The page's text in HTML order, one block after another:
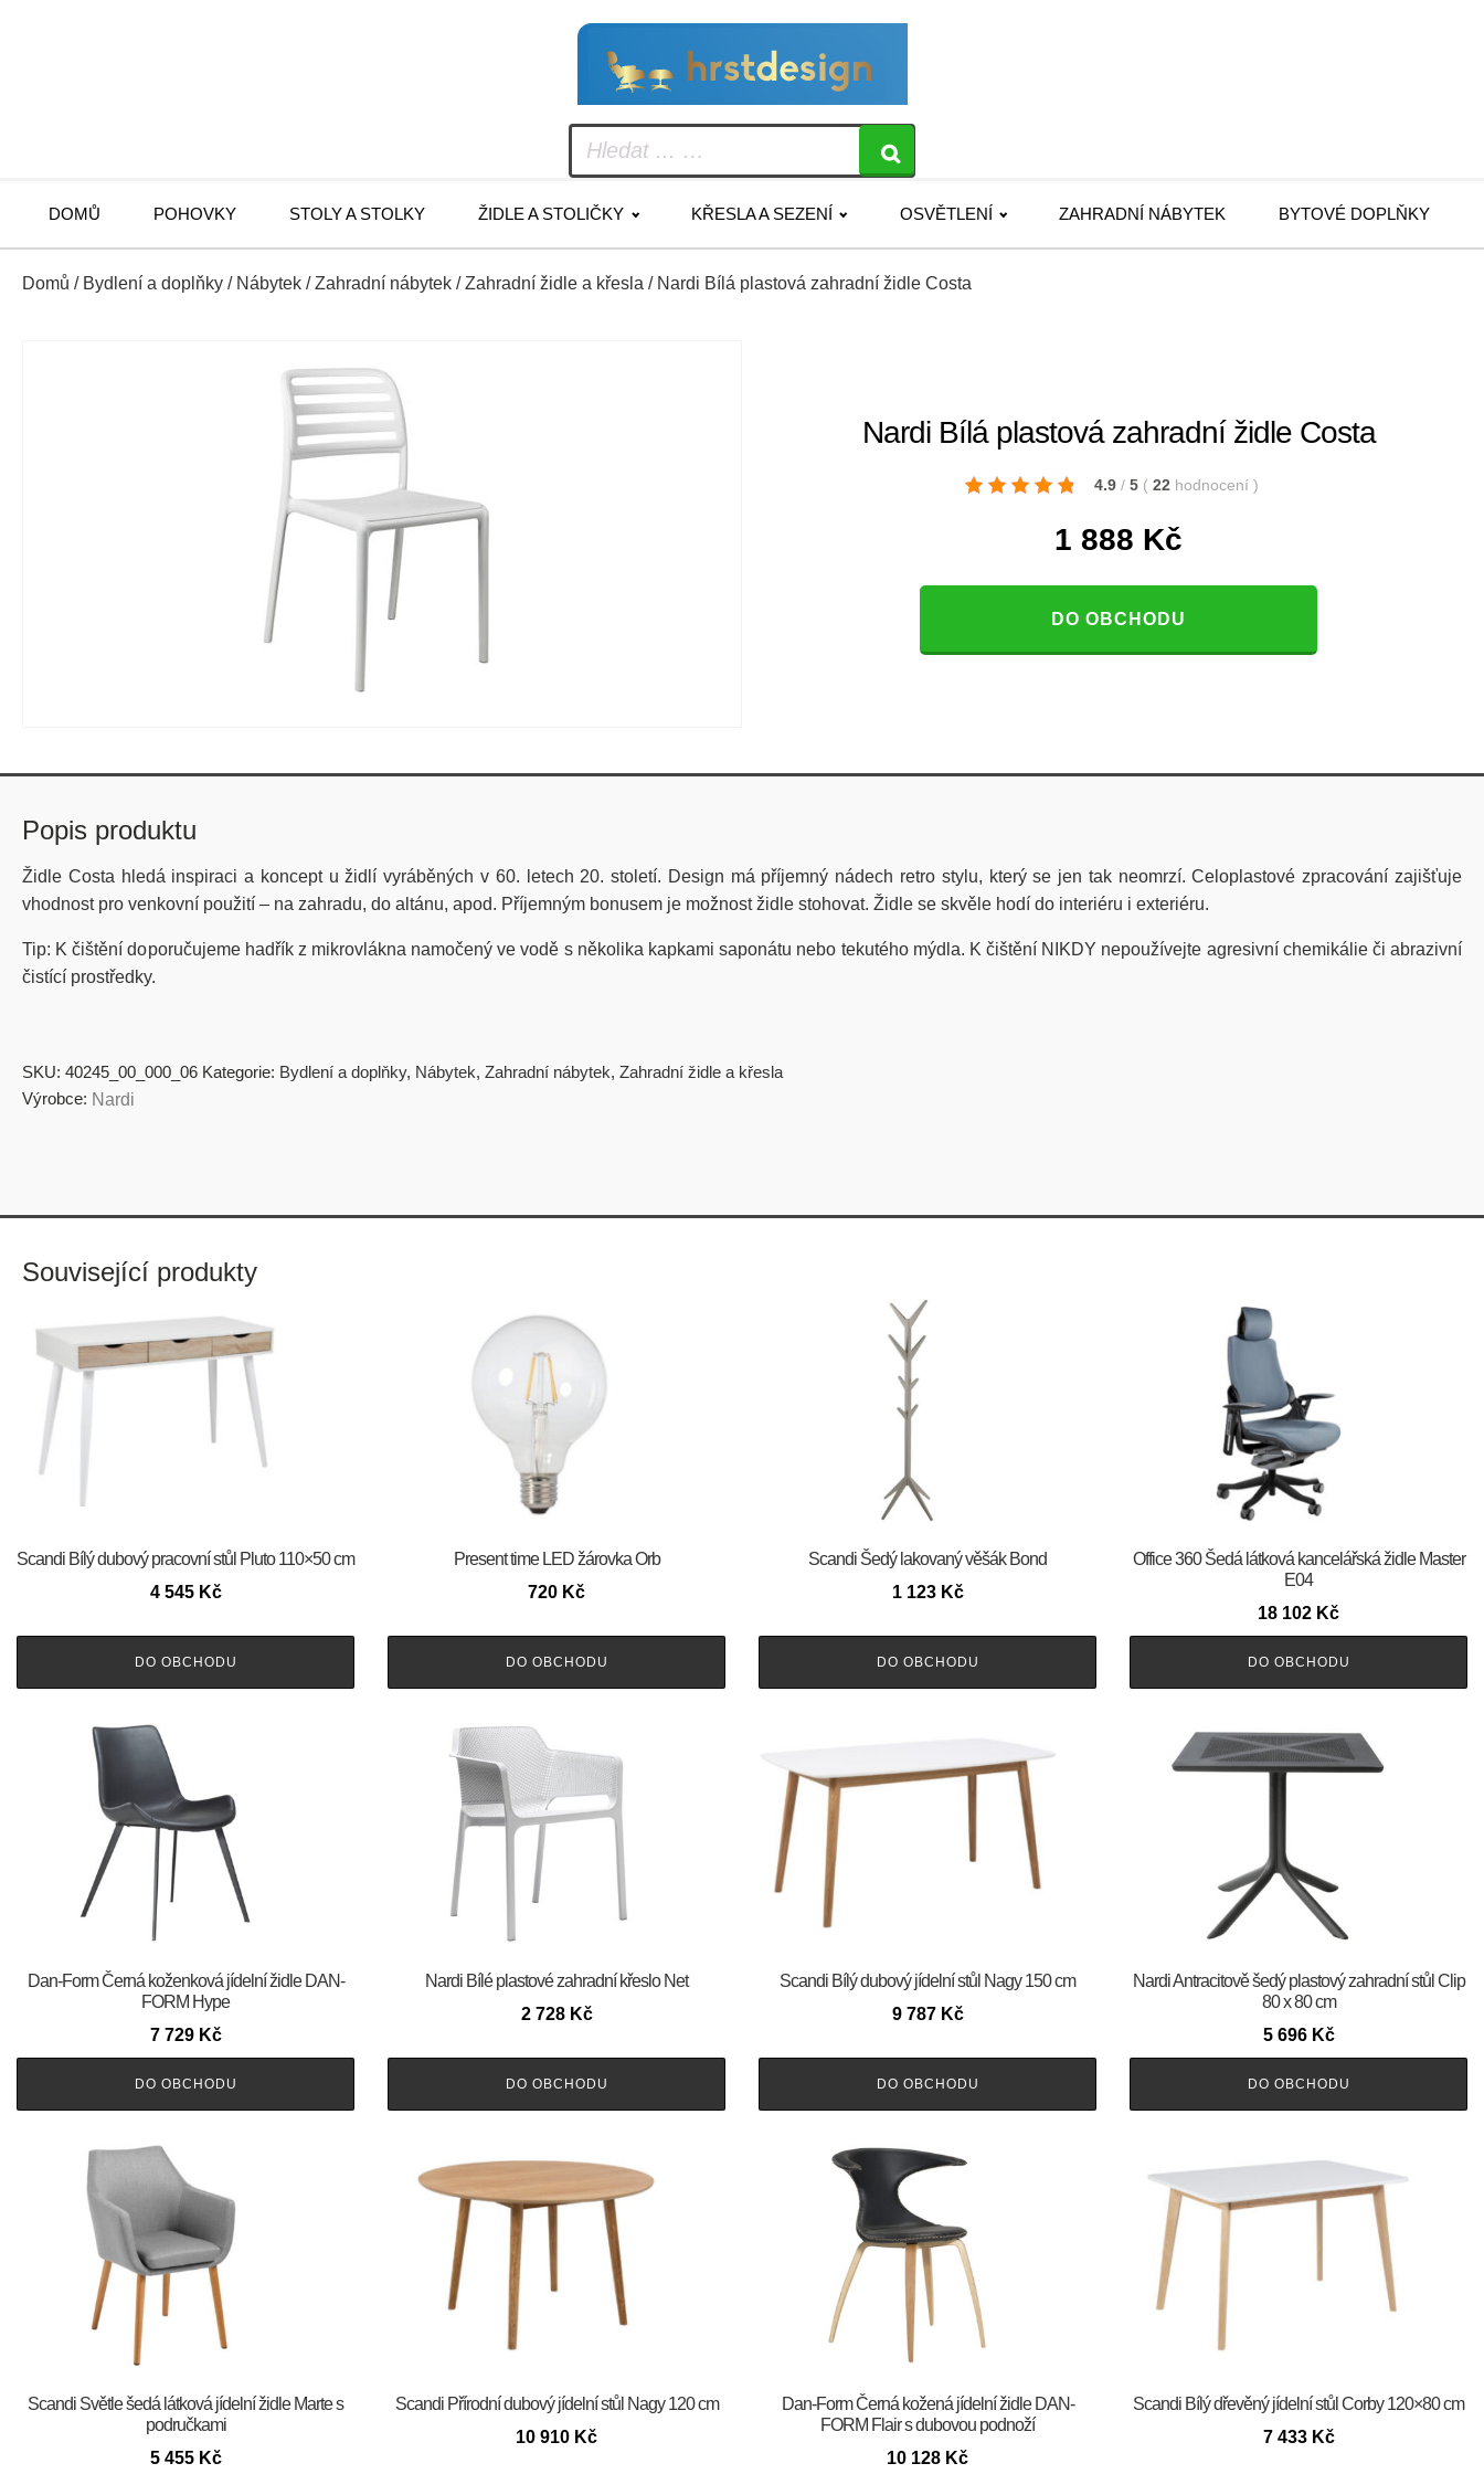
DOMŮ POHOVKY STOLY A STOLKY ŽIDLE A STOLIČKY KŘESLA A SEZENÍ OSVĚTLENÍ ZAHRADNÍ NÁBYTEK BYTOVÉ DOPLŇKY
Domů / Bydlení a doplňky / Nábytek /Zahradní nábytek /Zahradní židle a křesla / Nardi Bílá plastová zahradní židle Costa
Nardi Bílá plastová zahradní židle Costa
4.9 / 5 ( 22 hodnocení )
1 888 Kč
DO OBCHODU
Popis produktu
Židle Costa hledá inspiraci a koncept u židlí vyráběných v 60. letech 20. století. Design má příjemný nádech retro stylu, který se jen tak neomrzí. Celoplastové zpracování zajišťuje
vhodnost pro venkovní použití – na zahradu, do altánu, apod. Příjemným bonusem je možnost židle stohovat. Židle se skvěle hodí do interiéru i exteriéru.
Tip: K čištění doporučujeme hadřík z mikrovlákna namočený ve vodě s několika kapkami saponátu nebo tekutého mýdla. K čištění NIKDY nepoužívejte agresivní chemikálie či abrazivní
čistící prostředky.
SKU: 40245_00_000_06 Kategorie: Bydlení a doplňky, Nábytek, Zahradní nábytek, Zahradní židle a křesla
Výrobce: Nardi
Související produkty
Scandi Bílý dubový pracovní stůl Pluto 110×50 cm
4 545 Kč
DO OBCHODU
Present time LED žárovka Orb
720 Kč
DO OBCHODU
Scandi Šedý lakovaný věšák Bond
1 123 Kč
DO OBCHODU
Office 360 Šedá látková kancelářská židle Master
E04
18 102 Kč
DO OBCHODU
​​​​​Dan-Form Černá koženková jídelní židle DAN-
FORM Hype
7 729 Kč
DO OBCHODU
Nardi Bílé plastové zahradní křeslo Net
2 728 Kč
DO OBCHODU
Scandi Bílý dubový jídelní stůl Nagy 150 cm
9 787 Kč
DO OBCHODU
Nardi Antracitově šedý plastový zahradní stůl Clip
80 x 80 cm
5 696 Kč
DO OBCHODU
Scandi Světle šedá látková jídelní židle Marte s
područkami
5 455 Kč
Scandi Přírodní dubový jídelní stůl Nagy 120 cm
10 910 Kč
​​​​​Dan-Form Černá kožená jídelní židle DAN-
FORM Flair s dubovou podnoží
10 128 Kč
Scandi Bílý dřevěný jídelní stůl Corby 120×80 cm
7 433 Kč